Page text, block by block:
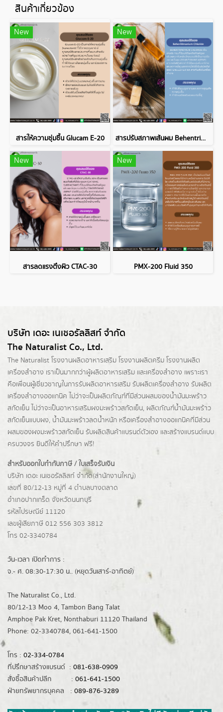
สินค้าเกี่ยวข้อง
New
สารให้ความชุ่มชื้น Glucam E-20
New
สารปรับสภาพเส้นผม Behentrimonium Chloride
New
สารลดแรงตึงผิว CTAC-30
New
PMX-200 Fluid 350
บริษัท เดอะ เนเชอรัลลิสท์ จำกัด
The Naturalist Co., Ltd.
The Naturalist โรงงานผลิตอาหารเสริม โรงงานผลิตครีม โรงงานผลิต
เครื่องสำอาง เราเป็นมากกว่าผู้ผลิตอาหารเสริม และเครื่องสำอาง เพราะเรา
คือเพื่อนผู้เชี่ยวชาญในการรับผลิตอาหารเสริม รับผลิตเครื่องสำอาง รับผลิต
เครื่องสำอางออแกนิค ไม่ว่าจะเป็นผลิตภัณฑ์ที่มีส่วนผสมของน้ำมันมะพร้าว
สกัดเย็น ไม่ว่าจะเป็นอาหารเสริมผงมะพร้าวสกัดเย็น, ผลิตภัณฑ์น้ำมันมะพร้าว
สกัดเย็นแบบผง, น้ำมันมะพร้าวลดน้ำหนัก หรือเครื่องสำอางออแกนิคที่มีส่วน
ผสมของผงมะพร้าวสกัดเย็น รับผลิตสินค้าแบรนด์ตัวเอง และสร้างแบรนด์แบบ
ครบวงจร ยินดีให้คำปรึกษา ฟรี!
สำหรับออกใบกำกับภาษี / ใบเสร็จรับเงิน
บริษัท เดอะ เนเชอรัลลิสท์ จำกัด(ส่านักงานใหญ่)
เลขที่ 80/12-13 หมู่ที่ 4 ตำบลบางตลาด
อำเภอปากเกร็ด จังหวัดนนทบุรี
รหัสไปรษณีย์ 11120
เลขผู้เสียภาษี 012 556 303 3812
โทร 02-3340784
วัน-เวลา เปิดทำการ :
จ.- ศ. 08:30-17:30 น.. (หยุดวันเสาร์-อาทิตย์)
The Naturalist Co., Ltd.
80/12-13 Moo 4, Tambon Bang Talat
Amphoe Pak Kret, Nonthaburi 11120 Thailand
Phone: 02-3340784, 061-641-1500
โทร : 02-334-0784
ที่ปรึกษาสร้างแบรนด์ : 081-638-0909
สั่งซื้อสินค้าปลีก : 061-641-1500
ฝ่ายทรัพยากรบุคคล : 089-876-3289